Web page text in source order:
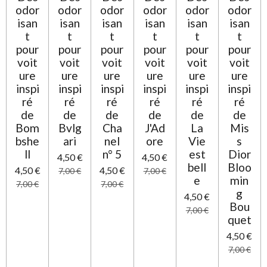
odor
isan
t
pour
voit
ure
inspi
ré
de
Bom
bshe
ll
4,50 €
7,00 €
odor
isan
t
pour
voit
ure
inspi
ré
de
Bvlg
ari
4,50 €
7,00 €
odor
isan
t
pour
voit
ure
inspi
ré
de
Cha
nel
n° 5
4,50 €
7,00 €
odor
isan
t
pour
voit
ure
inspi
ré
de
J'Ad
ore
4,50 €
7,00 €
odor
isan
t
pour
voit
ure
inspi
ré
de
La
Vie
est
bell
e
4,50 €
7,00 €
odor
isan
t
pour
voit
ure
inspi
ré
de
Mis
s
Dior
Bloo
min
g
Bou
quet
4,50 €
7,00 €